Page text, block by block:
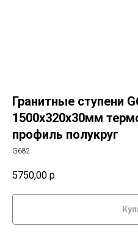
Гранитные ступени
1500х320х30мм
профиль полукруг
G682
5750,00 р.